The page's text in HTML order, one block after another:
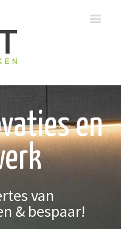
en
van
& bespaar!